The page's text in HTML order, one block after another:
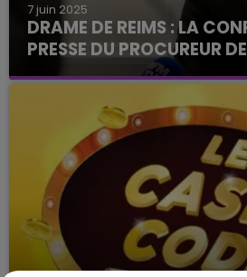
7 juin 2025
DRAME DE REIMS : LA
PRESSE DU PROCUREUR
Au lendemain de l'incendie qui
république de Reims a fait le
Le drame...